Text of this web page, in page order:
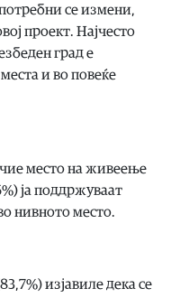
се измени,
проект. Најчесто
град е
и во повеќе
место на живеење
ја поддржуваат
нивното место.
изјавиле дека се